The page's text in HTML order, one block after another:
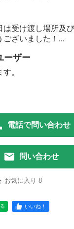
は受け渡し場所及
ございました！...
ーザー
。
電話で問い合わせ
問い合わせ
お気に入り 8
いいね！